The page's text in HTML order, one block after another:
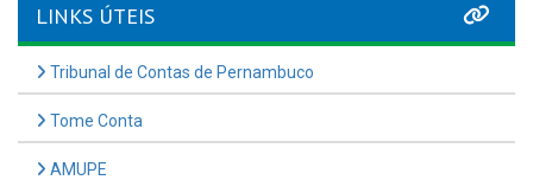
LINKS ÚTEIS
Tribunal de Contas de Pernambuco
Tome Conta
AMUPE